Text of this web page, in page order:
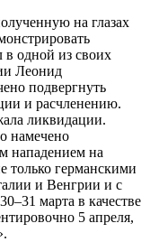
на глазах
в одной из своих
Леонид
подвергнуть
и расчленению.
ликвидации.
намечено
нападением на
только германскими
и Венгрии и с
марта в качестве
5 апреля,